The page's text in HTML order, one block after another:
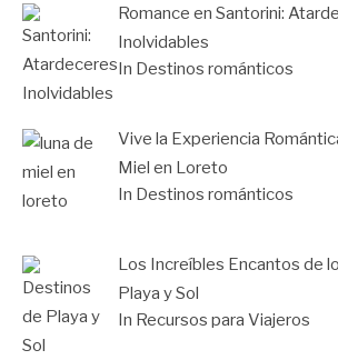
Romance en Santorini:
Inolvidables
In Destinos románticos
Vive la Experiencia
Miel en Loreto
In Destinos románticos
Los Increíbles Encantos de
Playa y Sol
In Recursos para Viajeros